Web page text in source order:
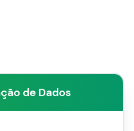
de Dados